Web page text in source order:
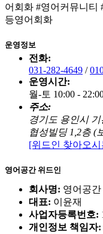
어회화 #영어커뮤니티
등영어회화
운영정보
전화:
031-282-4649 /
운영시간:
월-토 10:00 -
주소:
경기도 용인시 기
협성빌딩 1,2층 (
[위드인 찾아오
영어공간 위드인
회사명: 영어공간
대표: 이윤재
사업자등록번호:
개인정보 책임자: